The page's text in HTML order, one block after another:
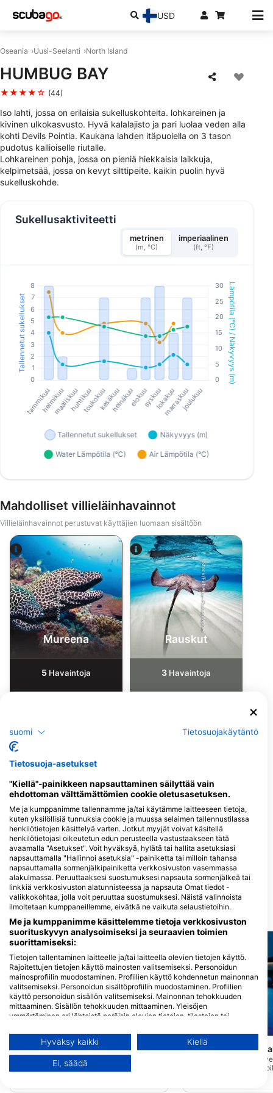
USD
Oseania Uusi-Seelanti North Island
HUMBUG BAY
★★★★☆ (44)
Iso lahti, jossa on erilaisia sukelluskohteita. lohkareinen ja
kivinen ulkokasvusto. Hyvä kalalajisto ja pari luolaa veden alla
kohti Devils Pointia. Kaukana lahden itäpuolella on 3 tason
pudotus kallioiselle riutalle.
Lohkareinen pohja, jossa on pieniä hiekkaisia laikkuja,
kelpimetsää, jossa on kevyt silttipeite. kaikin puolin hyvä
sukelluskohde.
Sukellusaktiviteetti
metrinen
(m, °C)
imperiaalinen
(ft, °F)
Mahdolliset villieläinhavainnot
Villieläinhavainnot perustuvat käyttäjien luomaan sisältöön
Alamy-WaterFrame
Mureena
5 Havaintoja
J F M A
iStock/Extreme-Photographer
Rauskut
3 Havaintoja
J J A S O N D
Sukelluskeskukset, jotka tarjoavat
catering-palveluita tällä
sukelluskohteella
GET WET, Get Wet Waikato
Dive
451 TE RAPA ROAD, 3200
HAMILTON, Uusi-seelanti
Lähellä olevat sukelluskohteet
Wood Group Training Center
Tämä on New Plymouthissa sijaitsevan
Seal Rock /
Tapuae Marine
erinomaisesti
suomi Tietosuojakäytäntö
Tietosuoja-asetukset
"Kiellä"-painikkeen napsauttaminen säilyttää vain
ehdottoman välttämättömien cookie oletusasetuksen.
Me ja kumppanimme tallennamme ja/tai käytämme laitteeseen tietoja,
kuten yksilöllisiä tunnuksia cookie ja muussa selaimen tallennustilassa
henkilötietojen käsittelyä varten. Jotkut myyjät voivat käsitellä
henkilötietojasi oikeutetun edun perusteella vastustaakseen tätä
avaamalla "Asetukset". Voit hyväksyä, hylätä tai hallita asetuksiasi
napsauttamalla "Hallinnoi asetuksia" -painiketta tai milloin tahansa
napsauttamalla sormenjälkipainiketta verkkosivuston vasemmassa
alakulmassa. Peruuttaaksesi suostumuksesi napsauta sormenjälkeä tai
linkkiä verkkosivuston alatunnisteessa ja napsauta Omat tiedot -
valikkokohtaa, jolla voit peruuttaa suostumuksesi. Näistä valinnoista
ilmoitetaan kumppaneillemme, eivätkä ne vaikuta selaustietoihin.
Me ja kumppanimme käsittelemme tietoja verkkosivuston
suorituskyvyn analysoimiseksi ja seuraavien toimien
suorittamiseksi:
Tietojen tallentaminen laitteelle ja/tai laitteella olevien tietojen käyttö.
Rajoitettujen tietojen käyttö mainosten valitsemiseksi. Personoidun
mainosprofiilin muodostaminen. Profiilien käyttö kohdennetun mainonnan
valitsemiseksi. Personoidun sisältöprofiilin muodostaminen. Profiilien
käyttö personoidun sisällön valitsemiseksi. Mainonnan tehokkuuden
mittaaminen. Sisällön tehokkuuden mittaaminen. Yleisöjen
ymmärtäminen eri lähteistä peräisin olevien tietojen, tilastojen tai
Rajoitettujen tietojen käyttö sisällön valitsemiseen.
Lisätietoja Googlen tavasta käyttää tietoja löydät täältä:
https://business.safety.google/privacy/
Tietoja voidaan jakaa Euroopan unionin ulkopuolelle ja lähettää
Hyväksy kaikki Kiellä
Ei, säädä